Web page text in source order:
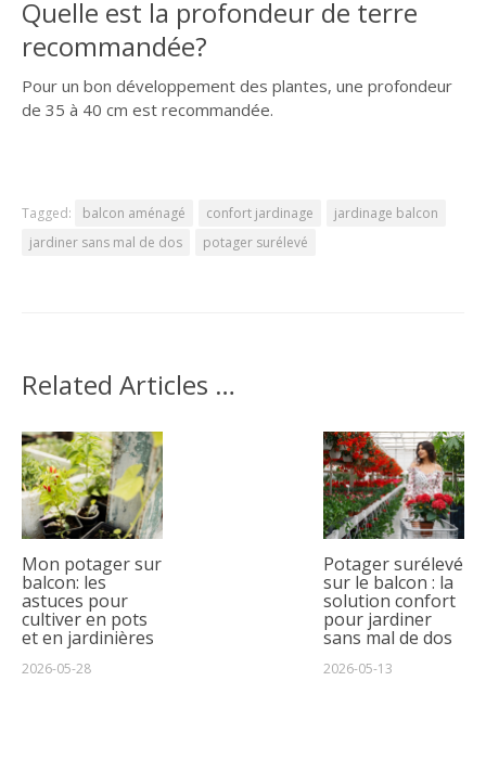
Quelle est la profondeur de terre
recommandée?
Pour un bon développement des plantes, une profondeur
de 35 à 40 cm est recommandée.
Tagged: balcon aménagé confort jardinage
jardinage balcon
jardiner sans mal de dos
potager surélevé
Related Articles …
Mon potager sur
balcon: les
astuces pour
cultiver en pots
et en jardinières
2026-05-28
Potager surélevé
sur le balcon : la
solution confort
pour jardiner
sans mal de dos
2026-05-13